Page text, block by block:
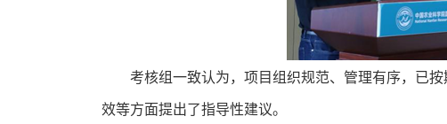
考核组一致认为，项目组织规范、管理有序，已
效等方面提出了指导性建议。